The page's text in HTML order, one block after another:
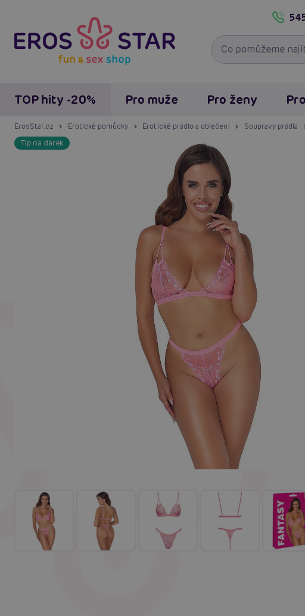
TOP hity -20% Pro muže Pro ženy
ErosStar.cz Erotické pomůcky Erotické prádlo a oblečení Soupravy prádla
Tip na dárek